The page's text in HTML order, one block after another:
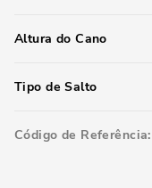
Altura do Cano
Tipo de Salto
Código de Referência